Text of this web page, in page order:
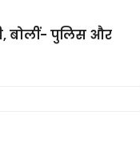
बोलीं- पुलिस और